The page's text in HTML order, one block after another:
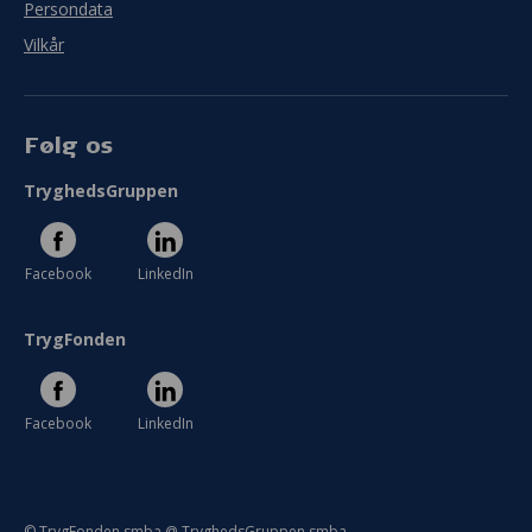
Persondata
Vilkår
Følg os
TryghedsGruppen
Facebook LinkedIn
TrygFonden
Facebook LinkedIn